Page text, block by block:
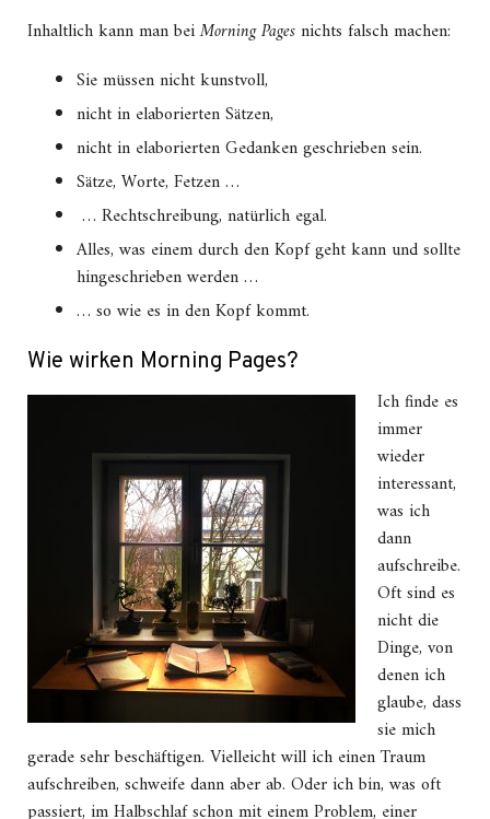
Inhaltlich kann man beiMorning Pagesnichts falsch machen:
Sie müssen nicht kunstvoll,
nicht in elaborierten Sätzen,
nicht in elaborierten Gedanken geschrieben sein.
Sätze, Worte, Fetzen …
… Rechtschreibung, natürlich egal.
Alles, was einem durch den Kopf geht kann und sollte
hingeschrieben werden …
… so wie es in den Kopf kommt.
Wie wirken Morning Pages?
Ich finde es
immer
wieder
interessant,
was ich
dann
aufschreibe.
Oft sind es
nicht die
Dinge, von
denen ich
glaube, dass
sie mich
gerade sehr beschäftigen. Vielleicht will ich einen Traum
aufschreiben, schweife dann aber ab. Oder ich bin, was oft